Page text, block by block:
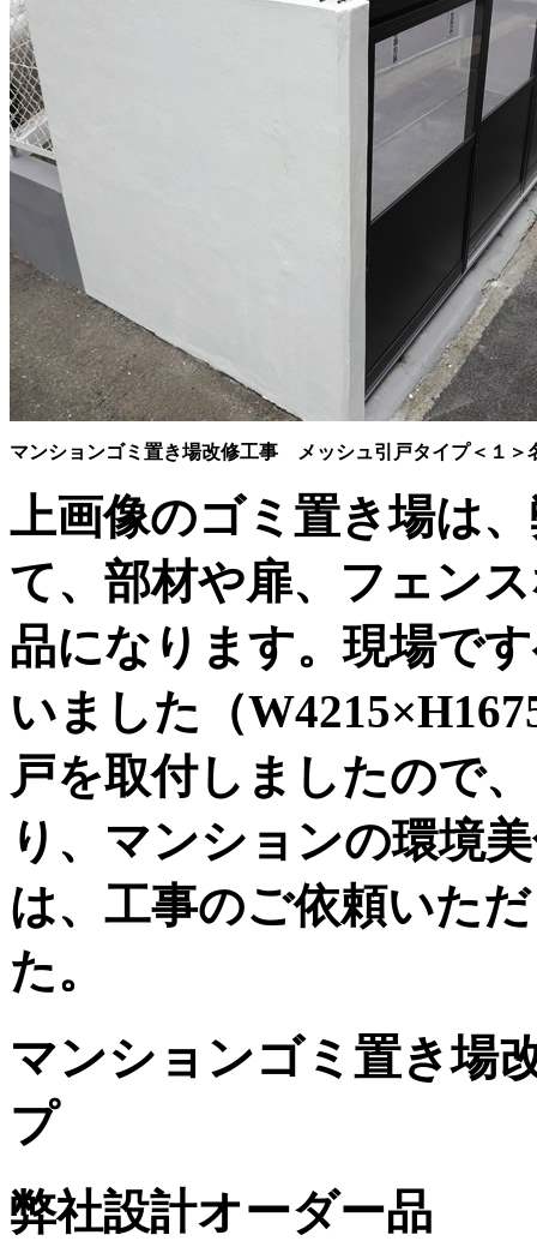
マンションゴミ置き場改修工事 メッシュ引戸タイプ＜１＞
上画像のゴミ置き場は
て、部材や扉、フェン
品になります。現場で
いました（
戸を取付しましたので
り、マンションの環境
は、工事のご依頼いた
た。
マンションゴミ置き場
プ
弊社設計オーダー品